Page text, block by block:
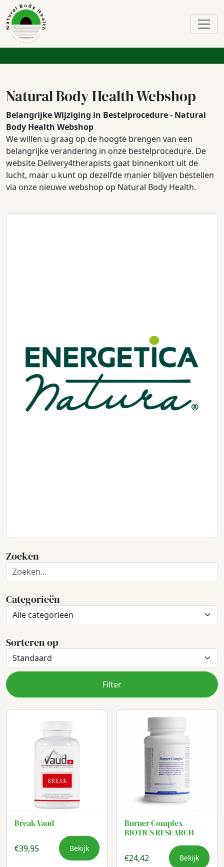
Natural Body Health Webshop
Belangrijke Wijziging in Bestelprocedure - Natural
Body Health Webshop
We willen u graag op de hoogte brengen van een
belangrijke verandering in onze bestelprocedure. De
website Delivery4therapists gaat binnenkort uit de
lucht, maar u kunt op dezelfde manier blijven bestellen
via onze nieuwe webshop op Natural Body Health.
Zoeken
Categorieën
Sorteren op
Filter
Break Vaud
€39,95 Bekijk
Burner Complex
BIOTICS RESEARCH
€24,42 Bekijk